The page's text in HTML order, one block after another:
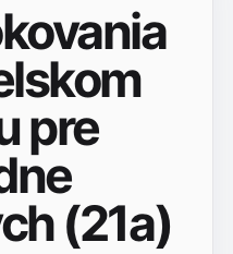
pre
(21a)